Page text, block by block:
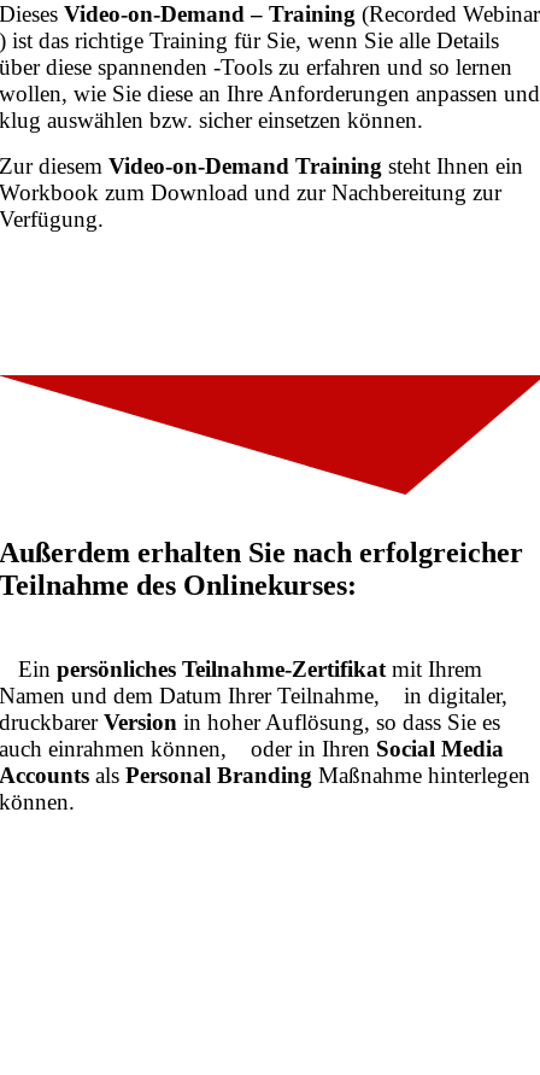
DiesesVideo-on-Demand – Training (Recorded Webinar
) ist das richtige Training für Sie, wenn Sie alle Details
über diese spannenden -Tools zu erfahren und so lernen
wollen, wie Sie diese an Ihre Anforderungen anpassen und
klug auswählen bzw. sicher einsetzen können.
Zur diesemVideo-on-Demand Training steht Ihnen ein
Workbook zum Download und zur Nachbereitung zur
Verfügung.
Außerdem erhalten Sie nach erfolgreicher
Teilnahme des Onlinekurses:
Einpersönliches Teilnahme-Zertifikatmit Ihrem
Namen und dem Datum Ihrer Teilnahme,
in digitaler,
druckbarerVersionin hoher Auflösung, so dass Sie es
auch einrahmen können,
oder in Ihren Social Media
AccountsalsPersonal BrandingMaßnahme hinterlegen
können.